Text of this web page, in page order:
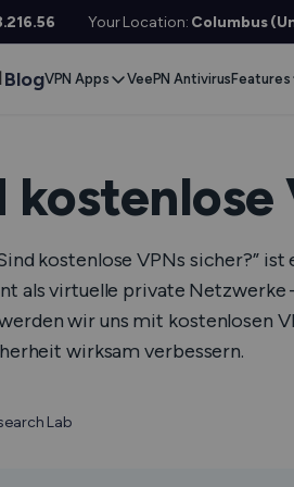
Your Location: Columbus
BlogVPN Apps
MacOS
Linux
iOS
Android
Fire TV
Android TV
Apple TV
VeePN Antivirus Features
No
Kill
kostenlose
kostenlose VPNs sicher?”
als virtuelle private
wir uns mit kostenlosen
wirksam verbessern.
Lab